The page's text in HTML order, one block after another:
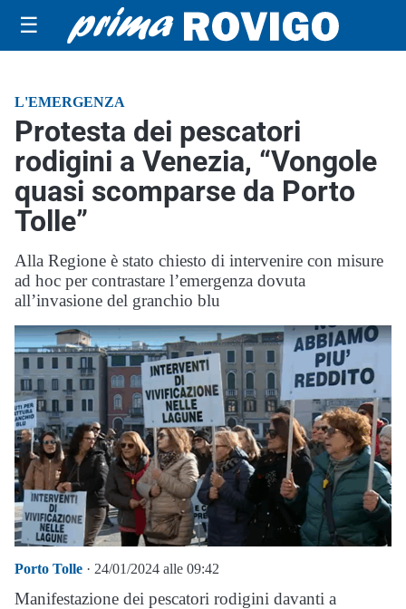
☰
L'EMERGENZA
Protesta dei pescatori
rodigini a Venezia, “Vongole
quasi scomparse da Porto
Tolle”
Alla Regione è stato chiesto di intervenire con misure
ad hoc per contrastare l’emergenza dovuta
all’invasione del granchio blu
Porto Tolle · 24/01/2024 alle 09:42
Manifestazione dei pescatori rodigini davanti a